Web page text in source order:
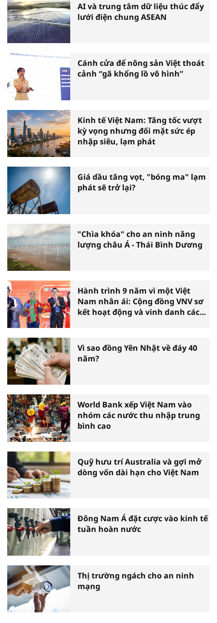
AI và trung tâm dữ liệu thúc đẩy
lưới điện chung ASEAN
Cánh cửa để nông sản Việt thoát
cảnh “gã khổng lồ vô hình”
Kinh tế Việt Nam: Tăng tốc vượt
kỳ vọng nhưng đối mặt sức ép
nhập siêu, lạm phát
Giá dầu tăng vọt, "bóng ma" lạm
phát sẽ trở lại?
"Chìa khóa" cho an ninh năng
lượng châu Á - Thái Bình Dương
Hành trình 9 năm vì một Việt
Nam nhân ái: Cộng đồng VNV sơ
kết hoạt động và vinh danh các
Vì sao đồng Yên Nhật về đáy 40
năm?
World Bank xếp Việt Nam vào
nhóm các nước thu nhập trung
bình cao
Quỹ hưu trí Australia và gợi mở
dòng vốn dài hạn cho Việt Nam
Đông Nam Á đặt cược vào kinh tế
tuần hoàn nước
Thị trường ngách cho an ninh
mạng